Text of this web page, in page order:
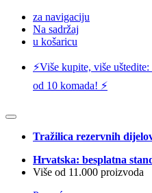
za navigaciju
Na sadržaj
u košaricu
⚡️Više kupite, više
od 10 komada! ⚡️
Tražilica rezervnih
Hrvatska: besplatna
Više od 11.000 proizvoda